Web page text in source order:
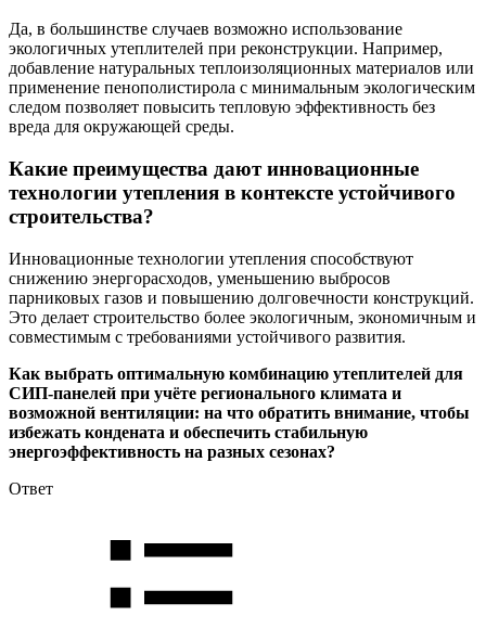
Да, в большинстве случаев возможно использование
экологичных утеплителей при реконструкции. Например,
добавление натуральных теплоизоляционных материалов или
применение пенополистирола с минимальным экологическим
следом позволяет повысить тепловую эффективность без
вреда для окружающей среды.
Какие преимущества дают инновационные
технологии утепления в контексте устойчивого
строительства?
Инновационные технологии утепления способствуют
снижению энергорасходов, уменьшению выбросов
парниковых газов и повышению долговечности конструкций.
Это делает строительство более экологичным, экономичным и
совместимым с требованиями устойчивого развития.
Как выбрать оптимальную комбинацию утеплителей для
СИП-панелей при учёте регионального климата и
возможной вентиляции: на что обратить внимание, чтобы
избежать кондената и обеспечить стабильную
энергоэффективность на разных сезонах?
Ответ